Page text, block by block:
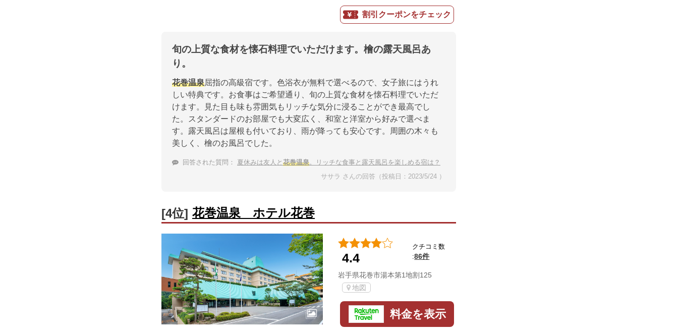
割引クーポンをチェック
旬の上質な食材を懐石料理でいただけます。檜の露天風呂あ
り。
花巻温泉屈指の高級宿です。色浴衣が無料で選べるので、女子旅にはうれ
しい特典です。お食事はご希望通り、旬の上質な食材を懐石料理でいただ
けます。見た目も味も雰囲気もリッチな気分に浸ることができ最高でし
た。スタンダードのお部屋でも大変広く、和室と洋室から好みで選べま
す。露天風呂は屋根も付いており、雨が降っても安心です。周囲の木々も
美しく、檜のお風呂でした。
回答された質問： 夏休みは友人と 花巻温泉。リッチな食事と露天風呂を楽しめる宿は？
ササラ さんの回答（投稿日：2023/5/24 ）
[4位] 花巻温泉 ホテル花巻
4.4
クチコミ数
:86件
岩手県花巻市湯本第1地割125
地図
料金を表示